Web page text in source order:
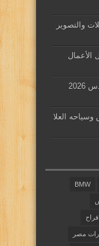
والتصوير
الأعمال
العلا ليمو لتأجير احدث سيارات مرسيدس 2026
العلا
BMW
مصر